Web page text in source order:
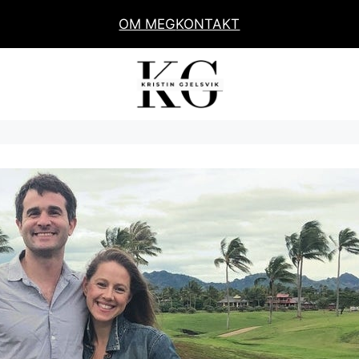
OM MEGKONTAKT